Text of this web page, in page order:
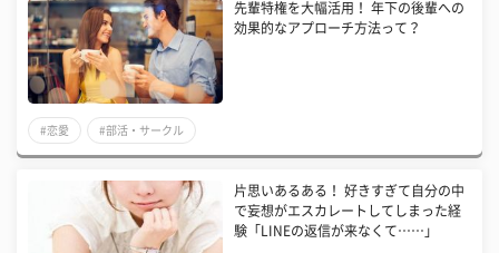
先輩特権を大幅活用！ 年下の後輩への
効果的なアプローチ方法って？
#恋愛 #部活・サークル
片思いあるある！ 好きすぎて自分の中
で妄想がエスカレートしてしまった経
験「LINEの返信が来なくて……」